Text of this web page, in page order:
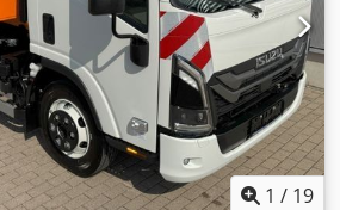
Bluetooth, aastaringsed
elektrooniline
(ESP), immobilisaatorisüsteem,
keskne lukustus,
liuguks,
pardaarvuti, parkimissensorid,
turvapadi, veoki
1 / 19